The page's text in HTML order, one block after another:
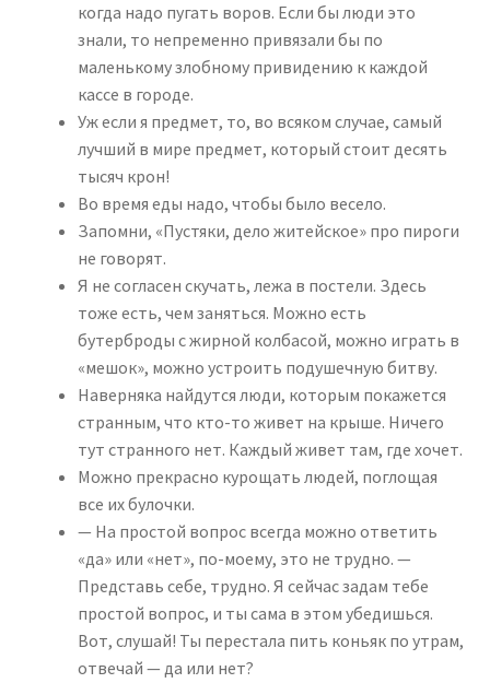
когда надо пугать воров. Если бы люди это
знали, то непременно привязали бы по
маленькому злобному привидению к каждой
кассе в городе.
Уж если я предмет, то, во всяком случае, самый
лучший в мире предмет, который стоит десять
тысяч крон!
Во время еды надо, чтобы было весело.
Запомни, «Пустяки, дело житейское» про пироги
не говорят.
Я не согласен скучать, лежа в постели. Здесь
тоже есть, чем заняться. Можно есть
бутерброды с жирной колбасой, можно играть в
«мешок», можно устроить подушечную битву.
Наверняка найдутся люди, которым покажется
странным, что кто-то живет на крыше. Ничего
тут странного нет. Каждый живет там, где хочет.
Можно прекрасно курощать людей, поглощая
все их булочки.
— На простой вопрос всегда можно ответить
«да» или «нет», по-моему, это не трудно. —
Представь себе, трудно. Я сейчас задам тебе
простой вопрос, и ты сама в этом убедишься.
Вот, слушай! Ты перестала пить коньяк по утрам,
отвечай — да или нет?